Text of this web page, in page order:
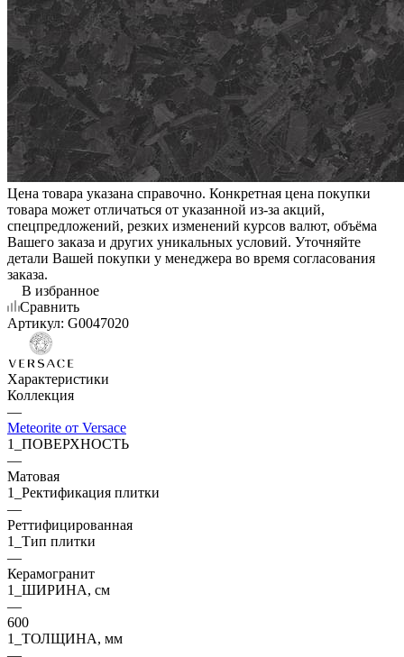
Цена товара указана справочно. Конкретная цена покупки
товара может отличаться от указанной из-за акций,
спецпредложений, резких изменений курсов валют, объёма
Вашего заказа и других уникальных условий. Уточняйте
детали Вашей покупки у менеджера во время согласования
заказа.
В избранное
Сравнить
Артикул: G0047020
Характеристики
Коллекция
—
Meteorite от Versace
1_ПОВЕРХНОСТЬ
—
Матовая
1_Ректификация плитки
—
Реттифицированная
1_Тип плитки
—
Керамогранит
1_ШИРИНА, cм
—
600
1_ТОЛЩИНА, мм